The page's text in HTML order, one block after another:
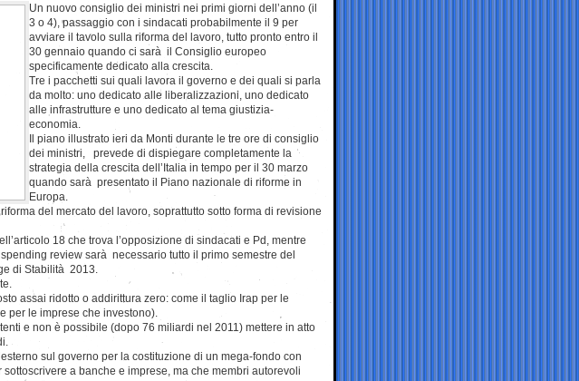
Un nuovo consiglio dei ministri nei primi giorni dell’anno (il
3 o 4), passaggio con i sindacati probabilmente il 9 per
avviare il tavolo sulla riforma del lavoro, tutto pronto entro il
30 gennaio quando ci sarà il Consiglio europeo
specificamente dedicato alla crescita.
Tre i pacchetti sui quali lavora il governo e dei quali si parla
da molto: uno dedicato alle liberalizzazioni, uno dedicato
alle infrastrutture e uno dedicato al tema giustizia-
economia.
Il piano illustrato ieri da Monti durante le tre ore di consiglio
dei ministri, prevede di dispiegare completamente la
strategia della crescita dell’Italia in tempo per il 30 marzo
quando sarà presentato il Piano nazionale di riforme in
Europa.
del mercato del lavoro, soprattutto sotto forma di revisione
18 che trova l’opposizione di sindacati e Pd, mentre
review sarà necessario tutto il primo semestre del
di Stabilità 2013.
assai ridotto o addirittura zero: come il taglio Irap per le
per le imprese che investono).
e non è possibile (dopo 76 miliardi nel 2011) mettere in atto
sul governo per la costituzione di un mega-fondo con
a banche e imprese, ma che membri autorevoli